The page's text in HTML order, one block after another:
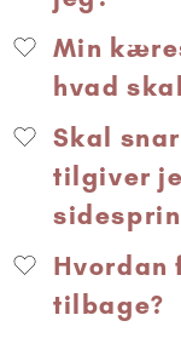
Min
hvad
Skal
tilgiver
Hvordan
tilbage?